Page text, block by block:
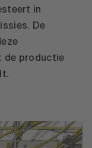
in
De
de productie